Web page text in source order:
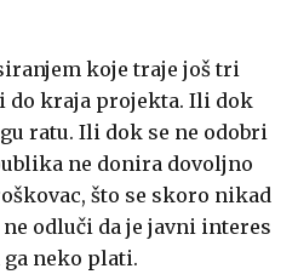
koje traje još tri
do kraja projekta. Ili dok
ratu. Ili dok se ne odobri
ne donira dovoljno
što se skoro nikad
odluči da je javni interes
ga neko plati.